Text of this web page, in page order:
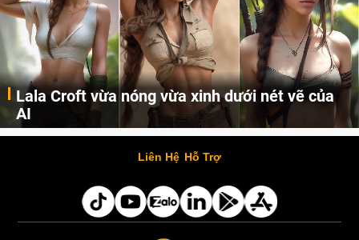
Lala Croft vừa nóng vừa xinh dưới nét vẽ của
AI
Cùng đến với những hình ảnh Lala Croft của Tomb Raider dưới nét vẽ của AI. Một cô nàng xinh đẹp, nóng bỏng nhưng cũng rắn rỏi và mạnh mẽ.
Liên Hệ Hỗ Trợ